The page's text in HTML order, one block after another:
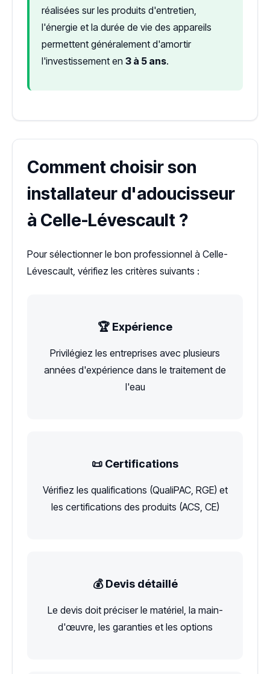
réalisées sur les produits d'entretien,
l'énergie et la durée de vie des appareils
permettent généralement d'amortir
l'investissement en 3 à 5 ans.
Comment choisir son
installateur d'adoucisseur
à Celle-Lévescault ?
Pour sélectionner le bon professionnel à Celle-
Lévescault, vérifiez les critères suivants :
🏆 Expérience
Privilégiez les entreprises avec plusieurs
années d'expérience dans le traitement de
l'eau
📜 Certifications
Vérifiez les qualifications (QualiPAC, RGE) et
les certifications des produits (ACS, CE)
💰 Devis détaillé
Le devis doit préciser le matériel, la main-
d'œuvre, les garanties et les options